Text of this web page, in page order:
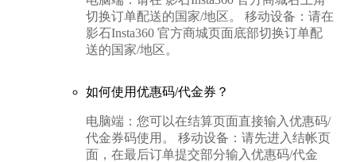
切换订单配送的国家/地区。 移动设备：请在
影石Insta360 官方商城页面底部切换订单配
送的国家/地区。
如何使用优惠码/代金券？
电脑端：您可以在结算页面直接输入优惠码/
代金券码使用。 移动设备：请先进入结帐页
面，在最后订单提交部分输入优惠码/代金